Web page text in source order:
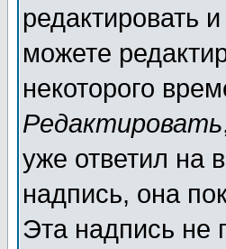
редактировать
можете
некоторого
Редактировать
уже ответил на
надпись, она
Эта надпись не